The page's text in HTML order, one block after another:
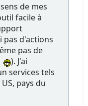
de mes
facile à
pas d'actions
pas de
). J'ai
services tels
pays du